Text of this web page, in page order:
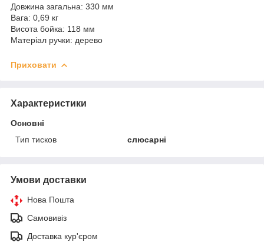
Довжина загальна: 330 мм
Вага: 0,69 кг
Висота бойка: 118 мм
Матеріал ручки: дерево
Приховати
Характеристики
Основні
Тип тисков
слюсарні
Умови доставки
Нова Пошта
Самовивіз
Доставка кур'єром